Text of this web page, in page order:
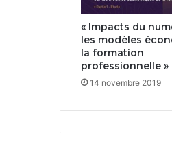
« Impacts du
les modèles
la formation
professionnelle »
14 novembre 2019